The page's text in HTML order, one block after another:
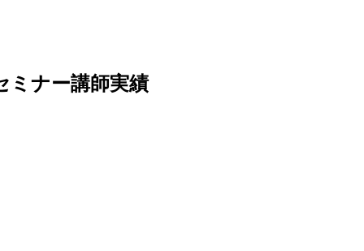
ミナー講師実績